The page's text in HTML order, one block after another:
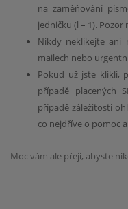
na zaměňování
jedničku (l – 1).
Nikdy neklikejte ani
mailech nebo
Pokud už jste klikli,
případě placených
případě záležitosti
co nejdříve o pomoc
Moc vám ale přeji, abyste